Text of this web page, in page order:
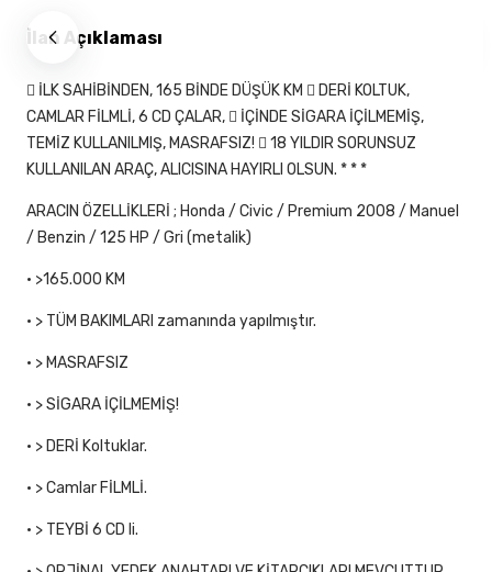
İlan Açıklaması
 İLK SAHİBİNDEN, 165 BİNDE DÜŞÜK KM  DERİ KOLTUK,
CAMLAR FİLMLİ, 6 CD ÇALAR,  İÇİNDE SİGARA İÇİLMEMİŞ,
TEMİZ KULLANILMIŞ, MASRAFSIZ!  18 YILDIR SORUNSUZ
KULLANILAN ARAÇ, ALICISINA HAYIRLI OLSUN. * * *
ARACIN ÖZELLİKLERİ ; Honda / Civic / Premium 2008 / Manuel
/ Benzin / 125 HP / Gri (metalik)
• >165.000 KM
• > TÜM BAKIMLARI zamanında yapılmıştır.
• > MASRAFSIZ
• > SİGARA İÇİLMEMİŞ!
• > DERİ Koltuklar.
• > Camlar FİLMLİ.
• > TEYBİ 6 CD li.